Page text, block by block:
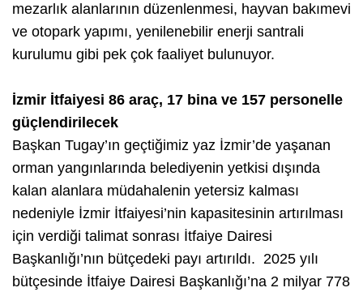
mezarlık alanlarının düzenlenmesi, hayvan bakımevi
ve otopark yapımı, yenilenebilir enerji santrali
kurulumu gibi pek çok faaliyet bulunuyor.
İzmir İtfaiyesi 86 araç, 17 bina ve 157 personelle
güçlendirilecek
Başkan Tugay’ın geçtiğimiz yaz İzmir’de yaşanan
orman yangınlarında belediyenin yetkisi dışında
kalan alanlara müdahalenin yetersiz kalması
nedeniyle İzmir İtfaiyesi’nin kapasitesinin artırılması
için verdiği talimat sonrası İtfaiye Dairesi
Başkanlığı’nın bütçedeki payı artırıldı. 2025 yılı
bütçesinde İtfaiye Dairesi Başkanlığı’na 2 milyar 778